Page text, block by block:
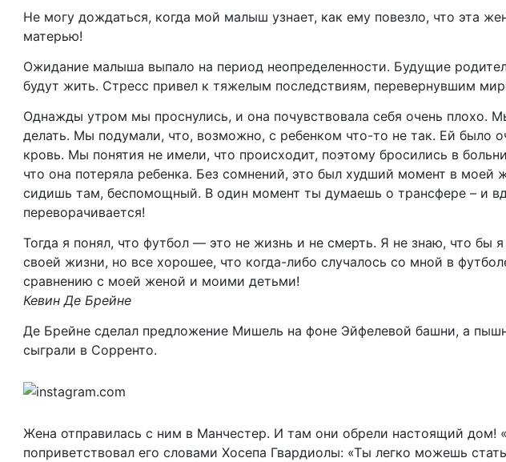
Не могу дождаться, когда мой малыш узнает, как ему повезло, что эта
матерью!
Ожидание малыша выпало на период неопределенности. Будущие
будут жить. Стресс привел к тяжелым последствиям, перевернувшим
Однажды утром мы проснулись, и она почувствовала себя очень плохо.
делать. Мы подумали, что, возможно, с ребенком что-то не так. Ей было
кровь. Мы понятия не имели, что происходит, поэтому бросились в
что она потеряла ребенка. Без сомнений, это был худший момент в моей
сидишь там, беспомощный. В один момент ты думаешь о трансфере – и
переворачивается!
Тогда я понял, что футбол — это не жизнь и не смерть. Я не знаю, что бы
своей жизни, но все хорошее, что когда-либо случалось со мной в
сравнению с моей женой и моими детьми!
Кевин Де Брейне
Де Брейне сделал предложение Мишель на фоне Эйфелевой башни, а
сыграли в Сорренто.
Жена отправилась с ним в Манчестер. И там они обрели настоящий дом!
поприветствовал его словами Хосепа Гвардиолы: «Ты легко можешь